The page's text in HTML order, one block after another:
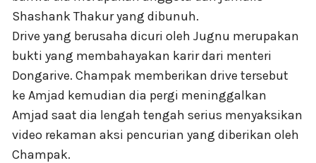
Shashank Thakur yang dibunuh.
Drive yang berusaha dicuri oleh Jugnu merupakan
bukti yang membahayakan karir dari menteri
Dongarive. Champak memberikan drive tersebut
ke Amjad kemudian dia pergi meninggalkan
Amjad saat dia lengah tengah serius menyaksikan
video rekaman aksi pencurian yang diberikan oleh
Champak.